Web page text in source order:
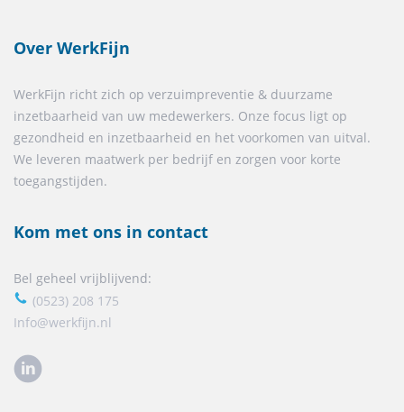
Over WerkFijn
WerkFijn richt zich op verzuimpreventie & duurzame
inzetbaarheid van uw medewerkers. Onze focus ligt op
gezondheid en inzetbaarheid en het voorkomen van uitval.
We leveren maatwerk per bedrijf en zorgen voor korte
toegangstijden.
Kom met ons in contact
Bel geheel vrijblijvend:
(0523) 208 175
Info@werkfijn.nl